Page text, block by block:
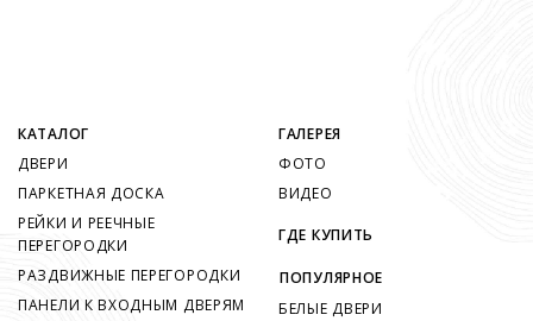
КАТАЛОГ
ДВЕРИ
ПАРКЕТНАЯ ДОСКА
РЕЙКИ И РЕЕЧНЫЕ
ПЕРЕГОРОДКИ
РАЗДВИЖНЫЕ ПЕРЕГОРОДКИ
ПАНЕЛИ К ВХОДНЫМ ДВЕРЯМ
ГАЛЕРЕЯ
ФОТО
ВИДЕО
ГДЕ КУПИТЬ
ПОПУЛЯРНОЕ
БЕЛЫЕ ДВЕРИ